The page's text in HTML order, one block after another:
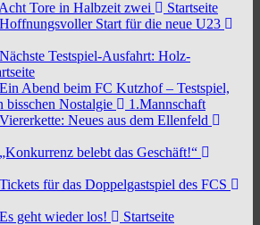
Acht Tore in Halbzeit zwei
Startseite
Hoffnungsvoller Start für die neue U23
Nächste Testspiel-Ausfahrt: Holz-
Ein Abend beim FC Kutzhof – Testspiel,
bisschen Nostalgie
1.Mannschaft
Viererkette: Neues aus dem Ellenfeld
„Konkurrenz belebt das Geschäft!“
Tickets für das Doppelgastspiel des FCS
Es geht wieder los!
Startseite